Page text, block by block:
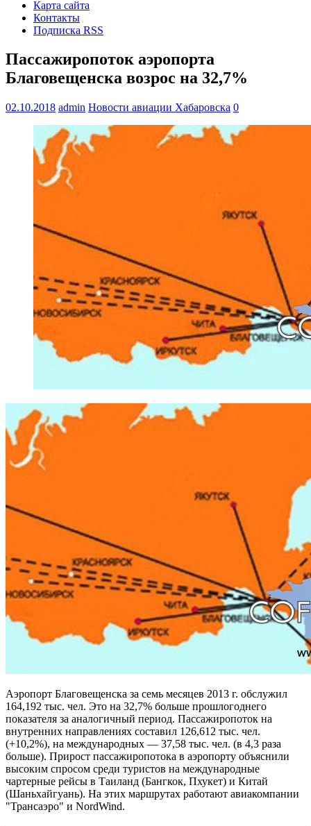
Карта сайта
Контакты
Подписка RSS
Пассажиропоток аэропорта
Благовещенска возрос на 32,7%
02.10.2018 admin Новости авиации Хабаровска 0
Аэропорт Благовещенска за семь месяцев 2013 г. обслужил
164,192 тыс. чел. Это на 32,7% больше прошлогоднего
показателя за аналогичный период. Пассажиропоток на
внутренних направлениях составил 126,612 тыс. чел.
(+10,2%), на международных — 37,58 тыс. чел. (в 4,3 раза
больше). Прирост пассажиропотока в аэропорту объяснили
высоким спросом среди туристов на международные
чартерные рейсы в Таиланд (Бангкок, Пхукет) и Китай
(Шаньхайгуань). На этих маршрутах работают авиакомпании
"Трансаэро" и NordWind.